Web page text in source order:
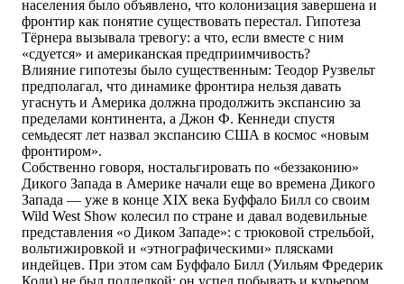
населения было объявлено, что колонизация завершена и
фронтир как понятие существовать перестал. Гипотеза
Тёрнера вызывала тревогу: а что, если вместе с ним
«сдуется» и американская предприимчивость?
Влияние гипотезы было существенным: Теодор Рузвельт
предполагал, что динамике фронтира нельзя давать
угаснуть и Америка должна продолжить экспансию за
пределами континента, а Джон Ф. Кеннеди спустя
семьдесят лет назвал экспансию США в космос «новым
фронтиром».
Собственно говоря, ностальгировать по «беззаконию»
Дикого Запада в Америке начали еще во времена Дикого
Запада — уже в конце XIX века Буффало Билл со своим
Wild West Show колесил по стране и давал водевильные
представления «о Диком Западе»: с трюковой стрельбой,
вольтижировкой и «этнографическими» плясками
индейцев. При этом сам Буффало Билл (Уильям Фредерик